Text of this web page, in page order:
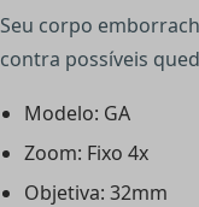
Seu corpo
contra possíveis
Modelo: GA
Zoom: Fixo 4x
Objetiva: 32mm